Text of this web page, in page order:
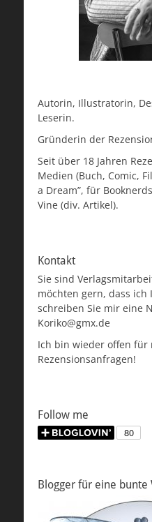
Autorin, Illustratorin,
Leserin.
Gründerin der
Seit über 18 Jahren
Medien (Buch, Comic,
a Dream”, für
Vine (div. Artikel).
Kontakt
Sie sind
möchten gern, dass ich
schreiben Sie mir eine
Koriko@gmx.de
Ich bin wieder offen für
Rezensionsanfragen!
Follow me
Blogger für eine bunte